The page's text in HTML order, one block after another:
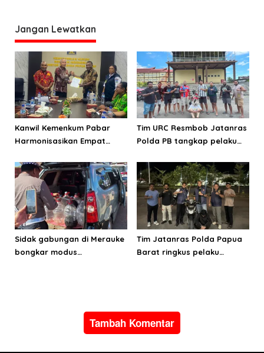
o
s
Jangan Lewatkan
Kanwil Kemenkum Pabar
Harmonisasikan Empat
Wondama
Tim URC Resmbob Jatanras
Polda PB tangkap pelaku
Sidak gabungan di Merauke
bongkar modus
Tim Jatanras Polda Papua
Barat ringkus pelaku
Tambah Komentar